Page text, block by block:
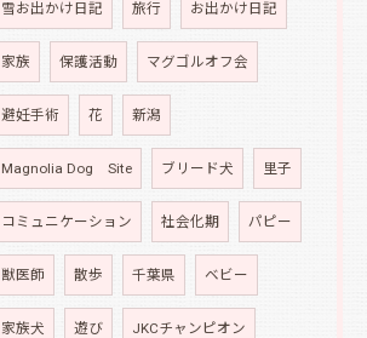
雪お出かけ日記 旅行 お出かけ日記
家族 保護活動 マグゴルオフ会
避妊手術 花 新潟
Magnolia Dog Site ブリード犬 里子
コミュニケーション 社会化期 パピー
獣医師 散歩 千葉県 ベビー
家族犬 遊び JKCチャンピオン